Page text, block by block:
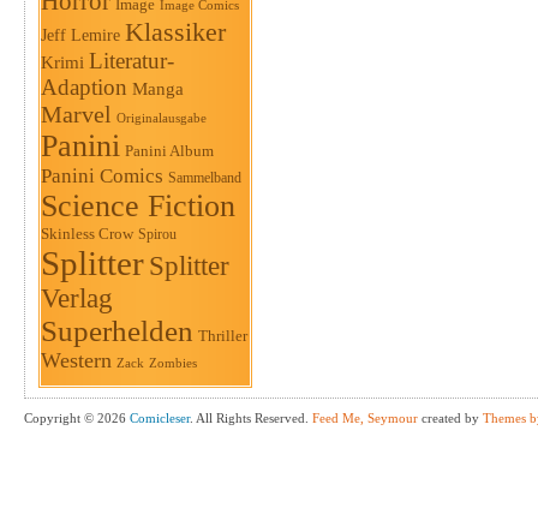
Image Image Comics
Jeff Lemire Klassiker
Krimi Literatur-
Adaption Manga
Marvel Originalausgabe
Panini Panini Album
Panini Comics Sammelband
Science Fiction
Skinless Crow Spirou
Splitter Splitter
Verlag
Superhelden Thriller
Western Zack Zombies
Copyright © 2026 Comicleser. All Rights Reserved. Feed Me, Seymour created by Themes